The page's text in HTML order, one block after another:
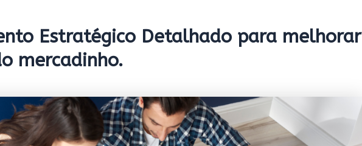
Estratégico Detalhado para melhorar
mercadinho.